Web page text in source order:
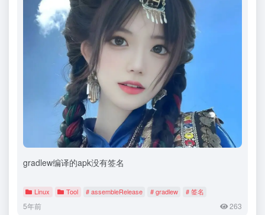
gradlew编译的apk没有签名
Linux Tool # assembleRelease # gradlew # 签名
5年前 263